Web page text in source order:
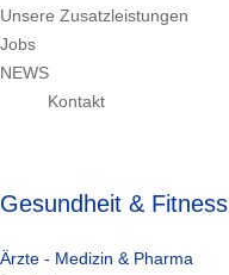
Unsere Zusatzleistungen
Jobs
NEWS
Kontakt
Gesundheit & Fitness
Ärzte - Medizin & Pharma